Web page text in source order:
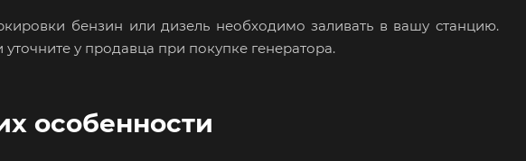
бензин или дизель необходимо заливать в вашу станцию.
у продавца при покупке генератора.
особенности